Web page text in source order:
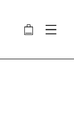
🛍 ⋮